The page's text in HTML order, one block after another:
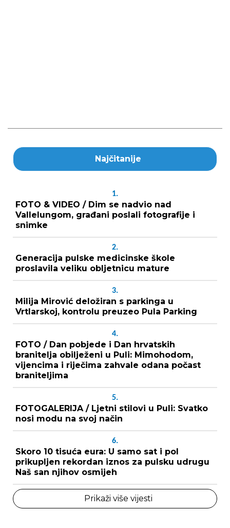
Najčitanije
1.
FOTO & VIDEO / Dim se nadvio nad
Vallelungom, građani poslali fotografije i
snimke
2.
Generacija pulske medicinske škole
proslavila veliku obljetnicu mature
3.
Milija Mirović deložiran s parkinga u
Vrtlarskoj, kontrolu preuzeo Pula Parking
4.
FOTO / Dan pobjede i Dan hrvatskih
branitelja obilježeni u Puli: Mimohodom,
vijencima i riječima zahvale odana počast
braniteljima
5.
FOTOGALERIJA / Ljetni stilovi u Puli: Svatko
nosi modu na svoj način
6.
Skoro 10 tisuća eura: U samo sat i pol
prikupljen rekordan iznos za pulsku udrugu
Naš san njihov osmijeh
Prikaži više vijesti